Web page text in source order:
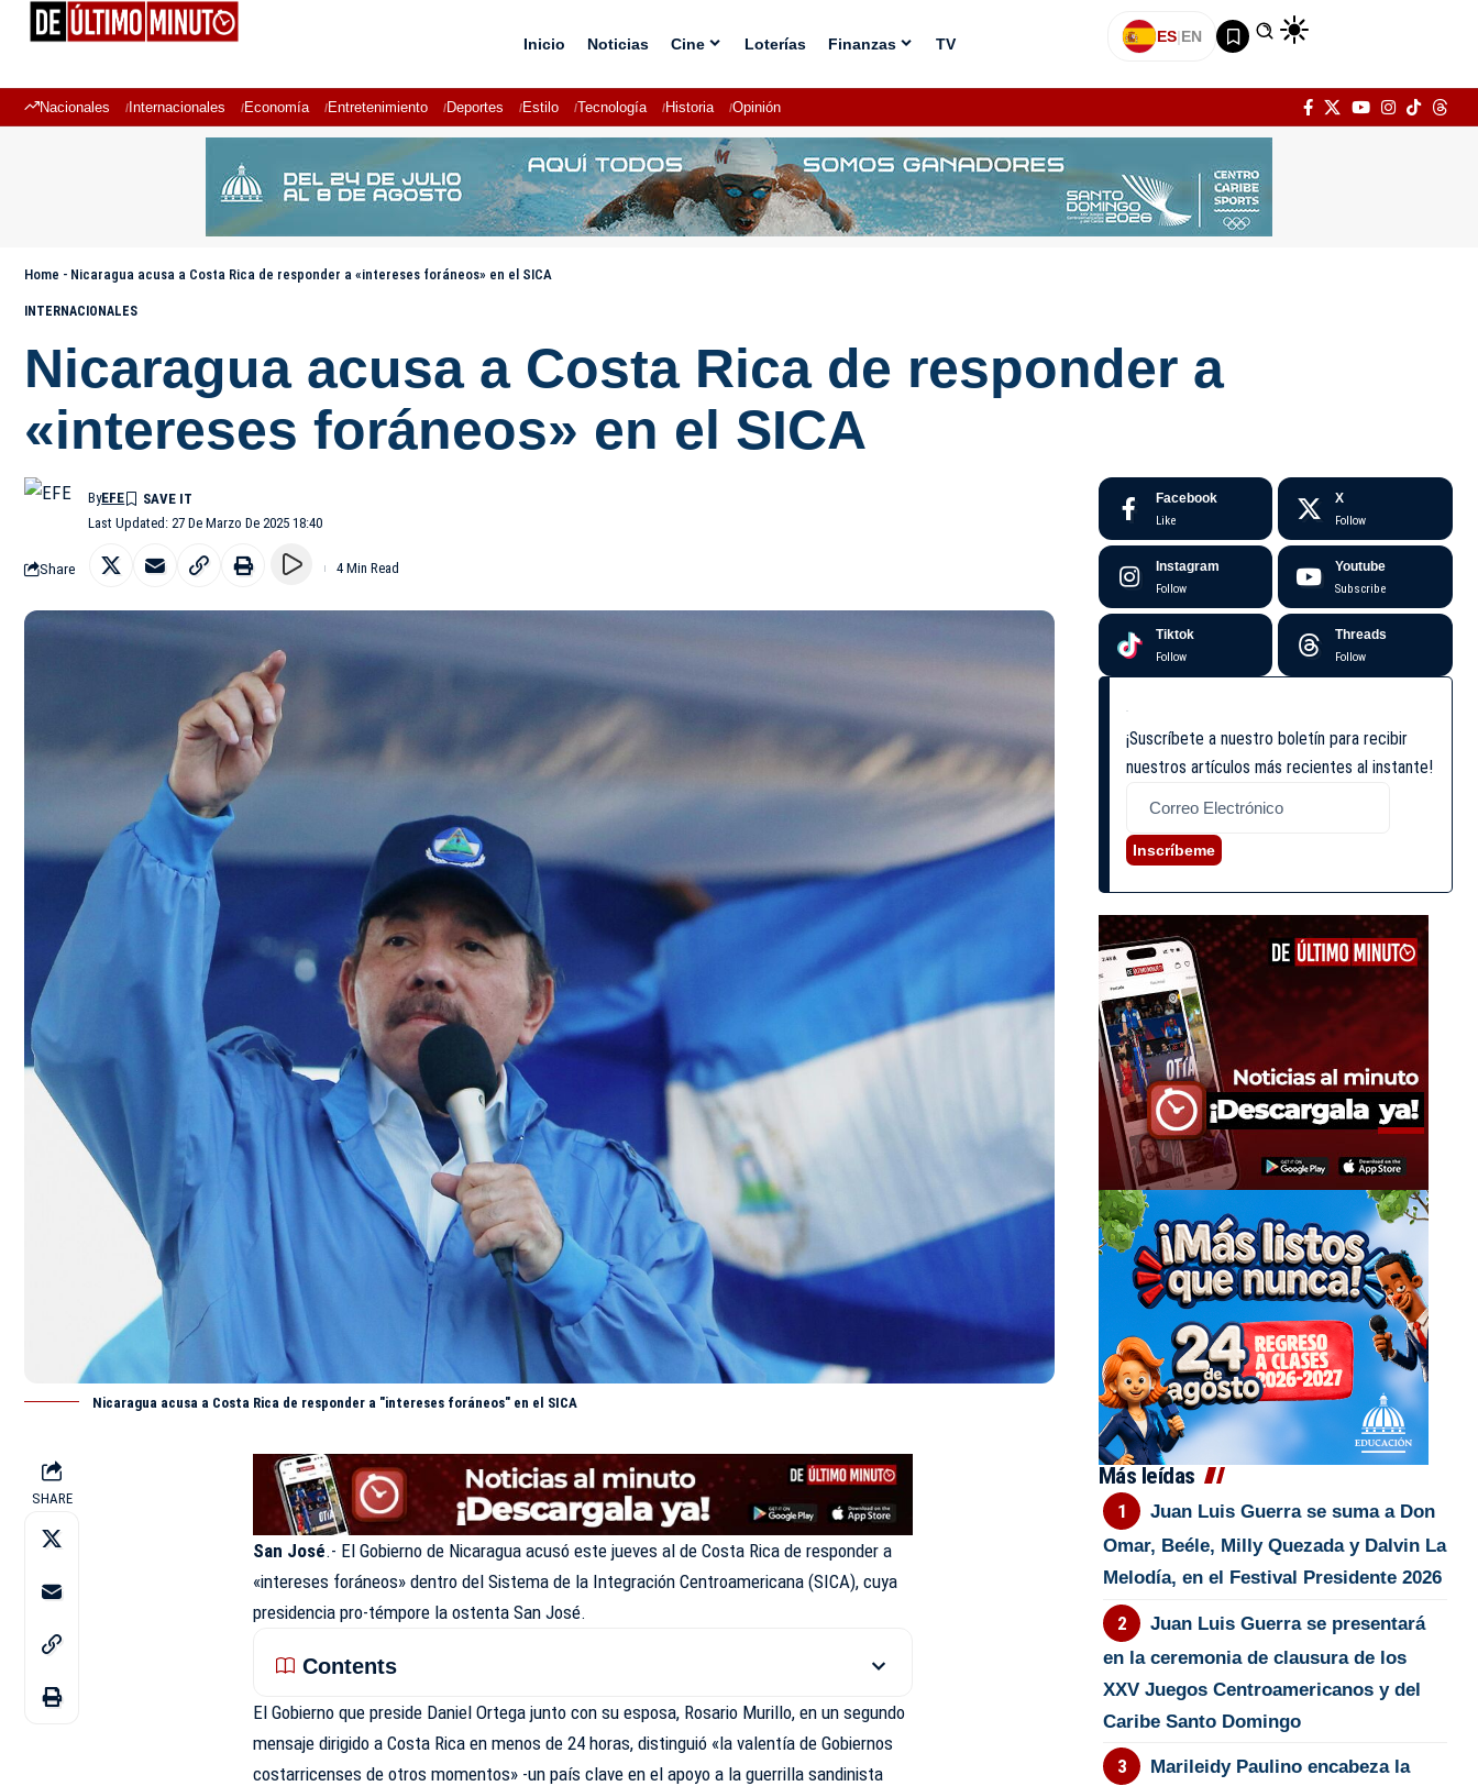
Inicio Noticias Cine Loterías Finanzas TV ES|EN
Nacionales Internacionales Economía Entretenimiento Deportes Estilo Tecnología Historia Opinión
Home - Nicaragua acusa a Costa Rica de responder a «intereses foráneos» en el SICA
INTERNACIONALES
Nicaragua acusa a Costa Rica de responder a
«intereses foráneos» en el SICA
Last Updated: 27 De Marzo De 2025 18:40
ByEFE
Share 4 Min Read
Nicaragua acusa a Costa Rica de responder a "intereses foráneos" en el SICA
SHARE
San José.- El Gobierno de Nicaragua acusó este jueves al de Costa Rica de responder a
«intereses foráneos» dentro del Sistema de la Integración Centroamericana (SICA), cuya
presidencia pro-témpore la ostenta San José.
Contents
El Gobierno que preside Daniel Ortega junto con su esposa, Rosario Murillo, en un segundo
mensaje dirigido a Costa Rica en menos de 24 horas, distinguió «la valentía de Gobiernos
costarricenses de otros momentos» -un país clave en el apoyo a la guerrilla sandinista
Facebook
Like
X
Follow
Instagram
Follow
Youtube
Subscribe
Tiktok
Follow
Threads
Follow
¡Suscríbete a nuestro boletín para recibir
nuestros artículos más recientes al instante!
Inscríbeme
Más leídas
Juan Luis Guerra se suma a Don
Omar, Beéle, Milly Quezada y Dalvin La
Melodía, en el Festival Presidente 2026
Juan Luis Guerra se presentará
en la ceremonia de clausura de los
XXV Juegos Centroamericanos y del
Caribe Santo Domingo
Marileidy Paulino encabeza la